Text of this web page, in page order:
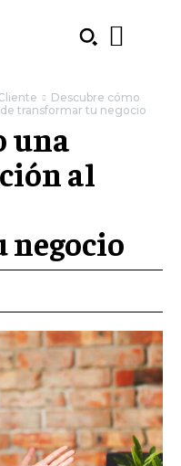
news from all
plan, you get access
Descubre cómo
transformar tu negocio
una
al